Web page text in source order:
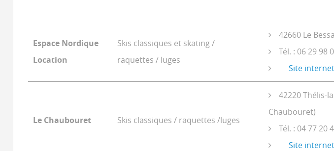
Espace Nordique
Location
Skis classiques et skating /
raquettes / luges
42660 Le
Tél. : 06 29 98
Site internet
Le Chaubouret Skis classiques / raquettes /luges
42220 Thélis-
Chaubouret)
Tél. : 04 77 20
Site internet